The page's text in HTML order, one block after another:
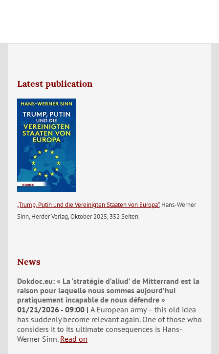
Latest publication
„Trump, Putin und die Vereinigten Staaten von Europa“, Hans-Werner
Sinn, Herder Verlag, Oktober 2025, 352 Seiten.
News
Dokdoc.eu: « La ‘stratégie d’aliud’ de Mitterrand est la
raison pour laquelle nous sommes aujourd’hui
pratiquement incapable de nous défendre »
01/21/2026 - 09:00 A European army – this old idea
has suddenly become relevant again. One of those who
considers it to its ultimate consequences is Hans-
Werner Sinn. Read on